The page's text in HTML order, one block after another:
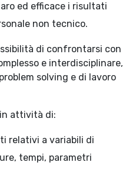
ed efficace i risultati
non tecnico.
di confrontarsi con
e interdisciplinare,
solving e di lavoro
attività di:
relativi a variabili di
tempi, parametri